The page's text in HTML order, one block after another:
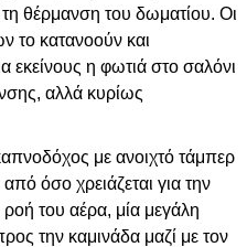
θέρμανση του δωματίου. Οι
το κατανοούν και
εκείνους η φωτιά στο σαλόνι
αλλά κυρίως
με ανοιχτό τάμπερ
όσο χρειάζεται για την
του αέρα, μία μεγάλη
την καμινάδα μαζί με τον